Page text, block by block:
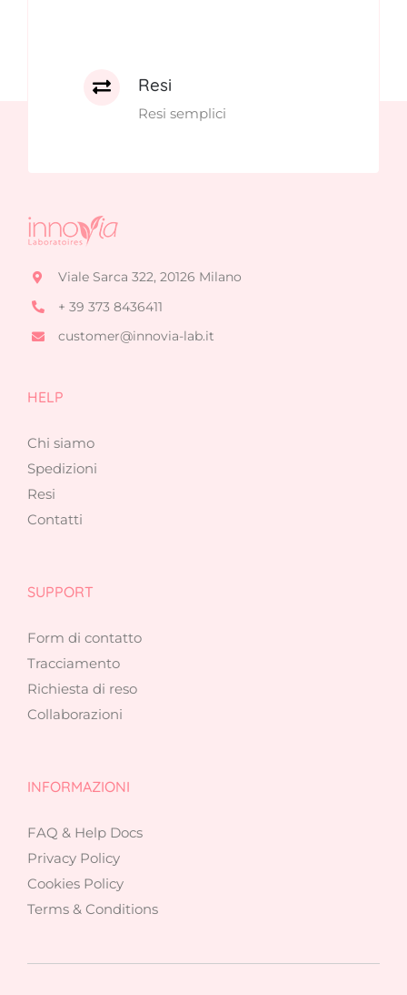
Resi
Resi semplici
Viale Sarca 322, 20126 Milano
+ 39 373 8436411
customer@innovia-lab.it
HELP
Chi siamo
Spedizioni
Resi
Contatti
SUPPORT
Form di contatto
Tracciamento
Richiesta di reso
Collaborazioni
INFORMAZIONI
FAQ & Help Docs
Privacy Policy
Cookies Policy
Terms & Conditions